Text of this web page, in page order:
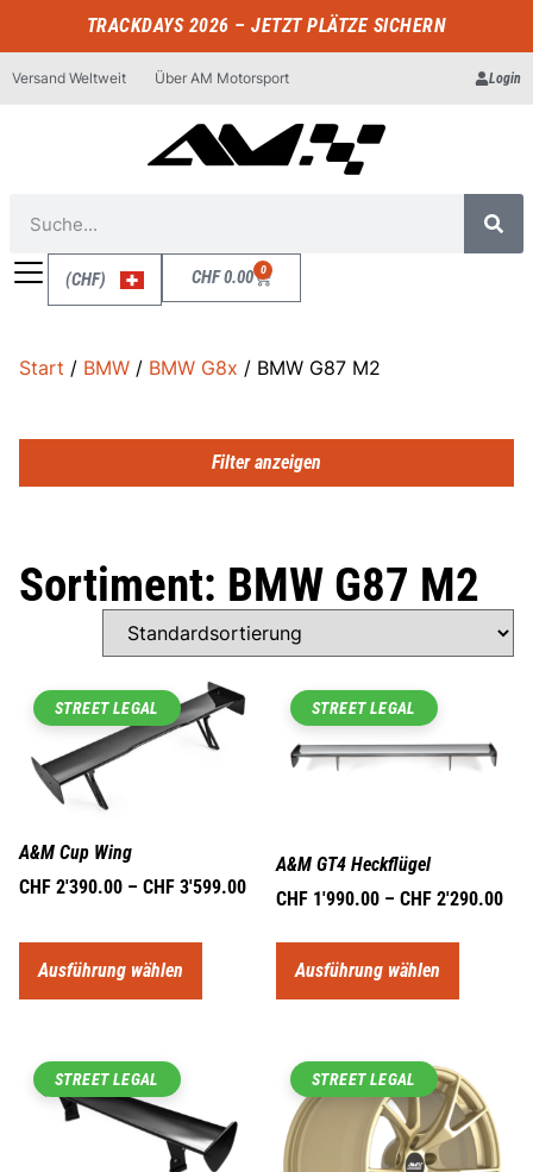
TRACKDAYS 2026 – JETZT PLÄTZE SICHERN
Versand Weltweit Über AM Motorsport Login
(CHF) CHF0.00 0
Start / BMW / BMW G8x / BMW G87 M2
Filter anzeigen
Sortiment: BMW G87 M2
STREET LEGAL
A&M Cup Wing
CHF 2'390.00 – CHF 3'599.00
Ausführung wählen
STREET LEGAL
A&M GT4 Heckflügel
CHF 1'990.00 – CHF 2'290.00
Ausführung wählen
STREET LEGAL STREET LEGAL